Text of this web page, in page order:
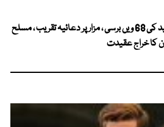
میجر طفیل شہید کی 68 ویں برسی ، مزار پر دعائیہ تقریب ، مسلح
کا خراج عقیدت